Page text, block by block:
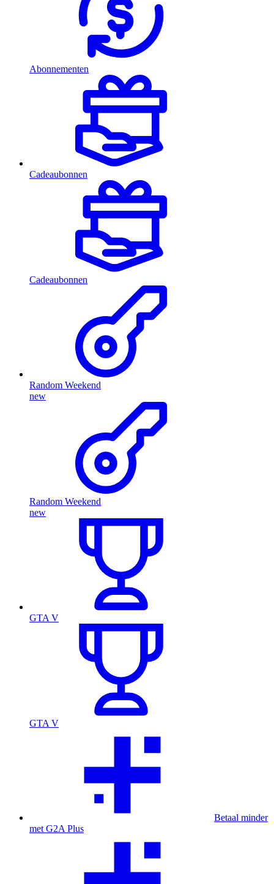
Abonnementen
Cadeaubonnen
Cadeaubonnen
Random Weekend
new
Random Weekend
new
GTA V
GTA V
Betaal minder
met G2A Plus